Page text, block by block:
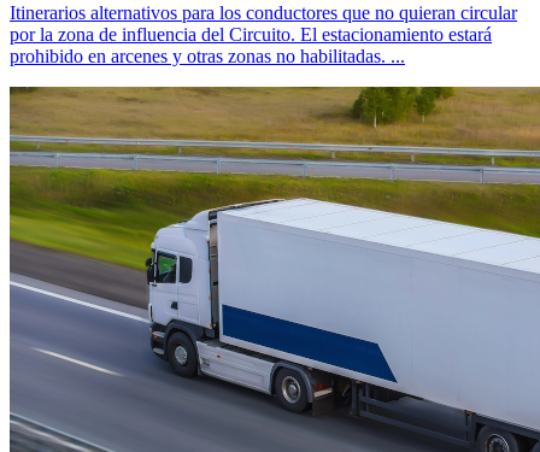
Itinerarios alternativos para los conductores que no quieran circular
por la zona de influencia del Circuito. El estacionamiento estará
prohibido en arcenes y otras zonas no habilitadas. ...